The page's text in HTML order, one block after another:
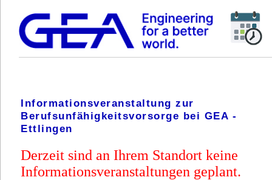
Informationsveranstaltung zur
Berufsunfähigkeitsvorsorge bei GEA -
Ettlingen
Derzeit sind an Ihrem Standort keine
Informationsveranstaltungen geplant.